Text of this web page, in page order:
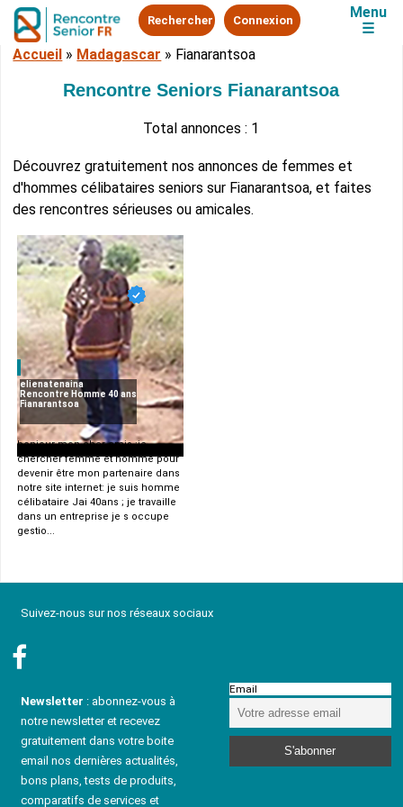
Rechercher Connexion
Menu
☰
Accueil » Madagascar » Fianarantsoa
Rencontre Seniors Fianarantsoa
Total annonces : 1
Découvrez gratuitement nos annonces de femmes et
d'hommes célibataires seniors sur Fianarantsoa, et faites
des rencontres sérieuses ou amicales.
elienatenaina
Rencontre Homme 40 ans
Fianarantsoa
bonjour mon cher amis :je
chercher femme et homme pour
devenir être mon partenaire dans
notre site internet: je suis homme
célibataire Jai 40ans ; je travaille
dans un entreprise je s occupe
gestio...
Suivez-nous sur nos réseaux sociaux
Newsletter : abonnez-vous à
notre newsletter et recevez
gratuitement dans votre boite
email nos dernières actualités,
bons plans, tests de produits,
comparatifs de services et
Email